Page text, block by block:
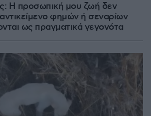
Η προσωπική μου ζωή δεν
αντικείμενο φημών ή σεναρίων
ως πραγματικά γεγονότα